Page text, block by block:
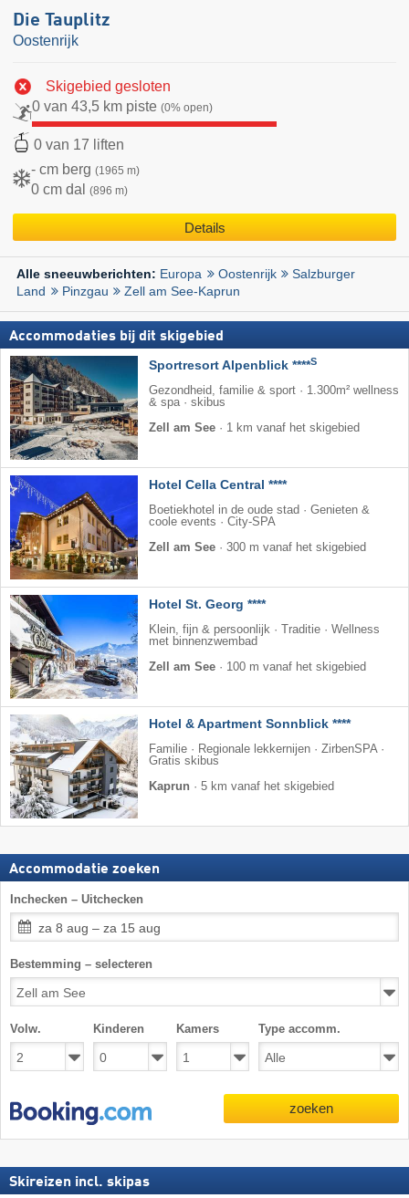
Die Tauplitz
Oostenrijk
Skigebied gesloten
0 van 43,5 km piste (0% open)
0 van 17 liften
- cm berg (1965 m)
0 cm dal (896 m)
Details
Alle sneeuwberichten: Europa Oostenrijk
Salzburger
Land
Pinzgau Zell am See-Kaprun
Accommodaties bij dit skigebied
Sportresort Alpenblick ****S
Gezondheid, familie & sport · 1.300m² wellness
& spa · skibus
Zell am See · 1 km vanaf het skigebied
Hotel Cella Central ****
Boetiekhotel in de oude stad · Genieten &
coole events · City-SPA
Zell am See · 300 m vanaf het skigebied
Hotel St. Georg ****
Klein, fijn & persoonlijk · Traditie · Wellness
met binnenzwembad
Zell am See · 100 m vanaf het skigebied
Hotel & Apartment Sonnblick ****
Familie · Regionale lekkernijen · ZirbenSPA ·
Gratis skibus
Kaprun · 5 km vanaf het skigebied
Accommodatie zoeken
Inchecken – Uitchecken
za 8 aug – za 15 aug
Bestemming – selecteren
Volw. Kinderen Kamers Type accomm.
zoeken
Skireizen incl. skipas